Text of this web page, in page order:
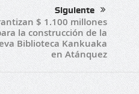
Siguiente
$ 1.100 millones
la construcción de la
Biblioteca Kankuaka
en Atánquez